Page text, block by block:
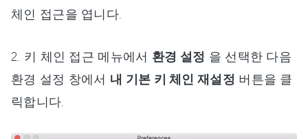
체인 접근을 엽니다.
2. 키 체인 접근 메뉴에서 환경 설정 을 선택한 다음
환경 설정 창에서 내 기본 키 체인 재설정 버튼을 클
릭합니다.